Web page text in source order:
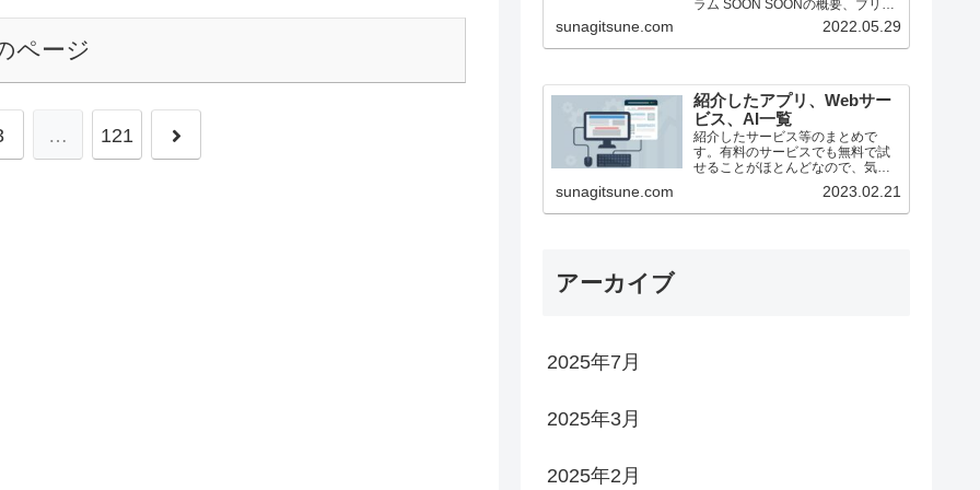
ページ
… 121
ラム SOON SOONの概要、ブリッ
ジ方法（25/1月時点） ステーキン
グ ZEROBASE ZEROBASE...
sunagitsune.com 2022.05.29
紹介したアプリ、Webサー
ビス、AI一覧
紹介したサービス等のまとめで
す。有料のサービスでも無料で試
せることがほとんどなので、気に
sunagitsune.com 2023.02.21
アーカイブ
2025年7月
2025年3月
2025年2月